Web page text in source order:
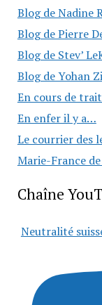
Blog de Nadine
Blog de Pierre
Blog de Stev’
Blog de Yohan
En cours de
En enfer il y a…
Le courrier des
Marie-France
Chaîne
Neutralité